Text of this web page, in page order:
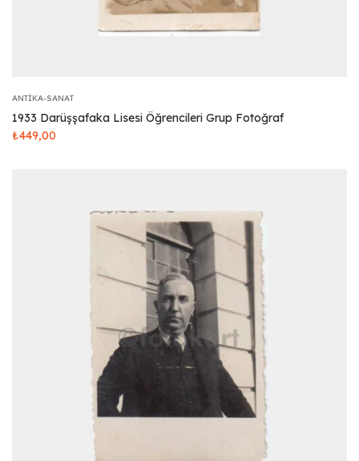
ANTIKA-SANAT
1933 Darüşşafaka Lisesi Öğrencileri Grup Fotoğraf
₺449,00